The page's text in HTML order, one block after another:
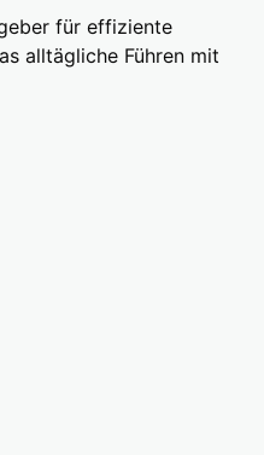
für effiziente
alltägliche Führen mit